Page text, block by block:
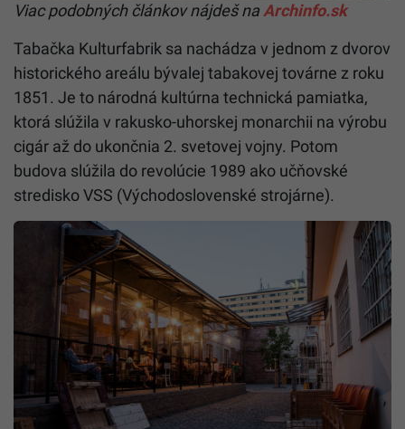
Viac podobných článkov nájdeš naArchinfo.sk
Tabačka Kulturfabrik sa nachádza v jednom z dvorov
historického areálu bývalej tabakovej továrne z roku
1851. Je to národná kultúrna technická pamiatka,
ktorá slúžila v rakusko-uhorskej monarchii na výrobu
cigár až do ukončnia 2. svetovej vojny. Potom
budova slúžila do revolúcie 1989 ako učňovské
stredisko VSS (Východoslovenské strojárne).